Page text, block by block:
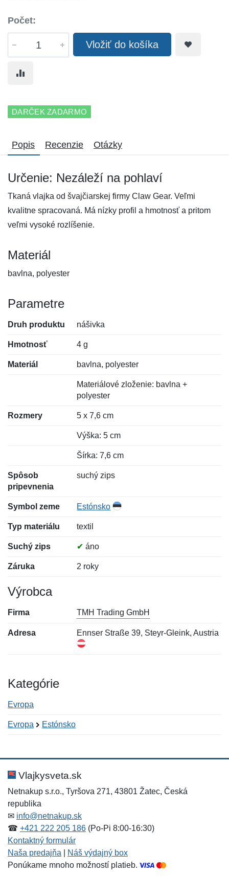
Počet:
Vložiť do košíka
DARČEK ZADARMO
Popis Recenzie Otázky
Určenie: Nezáleží na pohlaví
Tkaná vlajka od švajčiarskej firmy Claw Gear. Veľmi
kvalitne spracovaná. Má nízky profil a hmotnosť a pritom
veľmi vysoké rozlíšenie.
Materiál
bavlna, polyester
Parametre
Druh produktu nášivka
Hmotnosť 4 g
Materiál bavlna, polyester
Materiálové zloženie: bavlna +
polyester
Rozmery 5 x 7,6 cm
Výška: 5 cm
Šírka: 7,6 cm
Spôsob
pripevnenia
suchý zips
Symbol zeme Estónsko
Typ materiálu textil
Suchý zips ✔ áno
Záruka 2 roky
Výrobca
Firma TMH Trading GmbH
Adresa Ennser Straße 39, Steyr-Gleink, Austria
Kategórie
Evropa
Evropa Estónsko
Hodnotenie:
Meno:*
E-mail:
Meno:
E-mail:*
Správa*
Vlajkysveta.sk
Netnakup s.r.o., Tyršova 271, 43801 Žatec, Česká
republika
✉ info@netnakup.sk
☎ +421 222 205 186 (Po-Pi 8:00-16:30)
Kontaktný formulár
Naša predajňa
Náš výdajný box
Ponúkame mnoho možností platieb.